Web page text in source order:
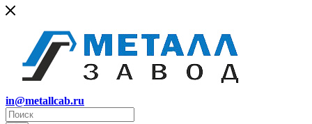
in@metallcab.ru